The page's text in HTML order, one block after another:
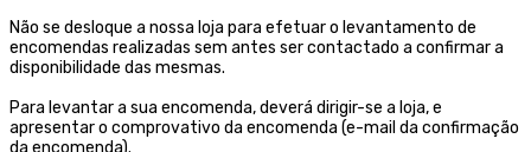
Não se desloque a nossa loja para efetuar o levantamento de
encomendas realizadas sem antes ser contactado a confirmar a
disponibilidade das mesmas.
Para levantar a sua encomenda, deverá dirigir-se a loja, e
apresentar o comprovativo da encomenda (e-mail da confirmação